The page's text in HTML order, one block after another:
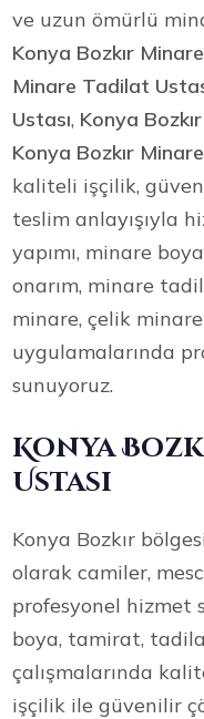
ve uzun ömürlü
Konya Bozkır
Minare Tadilat
Ustası, Konya
Konya Bozkır
kaliteli işçilik,
teslim anlayışıyla
yapımı, minare
onarım, minare
minare, çelik
uygulamalarında
sunuyoruz.
Konya
Ustası
Konya Bozkır
olarak camiler,
profesyonel hizmet
boya, tamirat,
çalışmalarında
işçilik ile güvenilir